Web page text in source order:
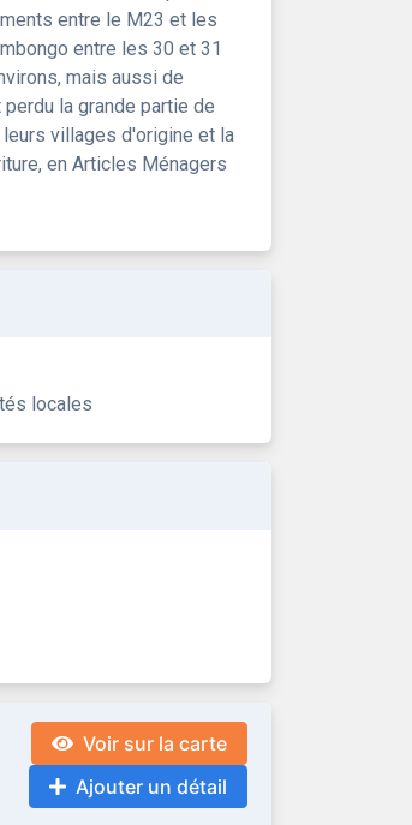
entre le M23 et les
entre les 30 et 31
mais aussi de
la grande partie de
villages d'origine et la
en Articles Ménagers
locales
Voir sur la carte
Ajouter un détail